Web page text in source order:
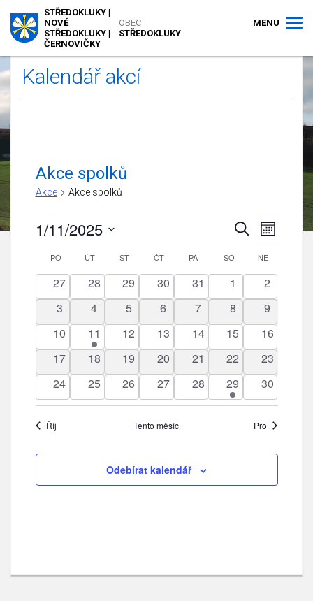
OBEC
STŘEDOKLUKY
STŘEDOKLUKY |
NOVÉ
STŘEDOKLUKY |
ČERNOVIČKY
MENU
Kalendář akcí
Akce spolků
Akce Akce spolků
Akce
Navigace
hledání
a
zobrazení
Akce
Hledat
pro
Měsíc
1/11/2025
datum.
Kalendář
z
Akce
PO PONDĚLÍ
ÚT ÚTERÝSTSTŘEDAČT ČTVRTEK
PÁPÁTEK SO SOBOTA
NE
0
akce
27
0
akce
28
0
akce
29
0
akce
30
0
akce
31
0
akce
1
0
akce
2
0
akce
3
0
akce
4
0
akce
5
0
akce
6
0
akce
7
0
akce
8
0
akce
9
0
akce
10
1
akce
11
0
akce
12
0
akce
13
0
akce
14
0
akce
15
0
akce
16
0
akce
17
0
akce
18
0
akce
19
0
akce
20
0
akce
21
0
akce
22
0
akce
23
0
akce
24
0
akce
25
0
akce
26
0
akce
27
0
akce
28
2
akce
29
0
akce
30
Říj Tento měsíc Pro
Odebírat kalendář